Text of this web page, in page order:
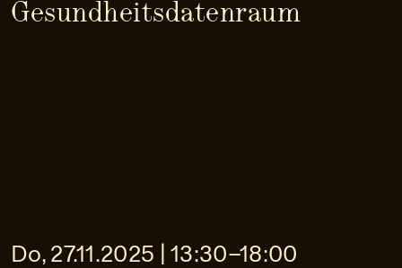
Gesundheitsdatenraum
Do, 27.11.2025 | 13:30–18:00